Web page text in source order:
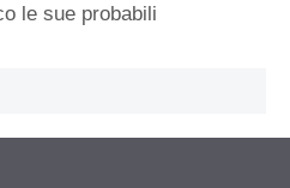
le sue probabili